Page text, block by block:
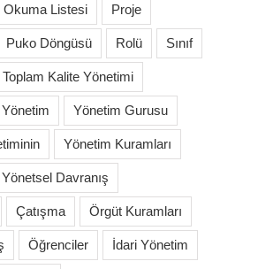
Okuma Listesi Proje
Puko Döngüsü Rolü Sınıf
Toplam Kalite Yönetimi
Yönetim Yönetim Gurusu
Yönetim Kuramları
Yönetsel Davranış
Çatışma Örgüt Kuramları
Öğrenciler İdari Yönetim